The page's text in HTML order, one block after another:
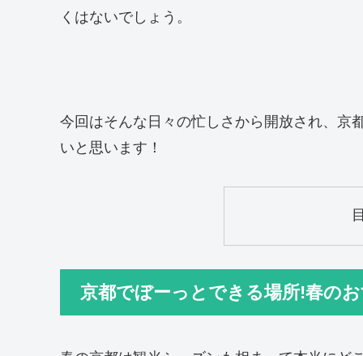
くはないでしょう。
今回はそんな日々の忙しさから開放され、京
いと思います！
京都でぼーっとできる場所!春の